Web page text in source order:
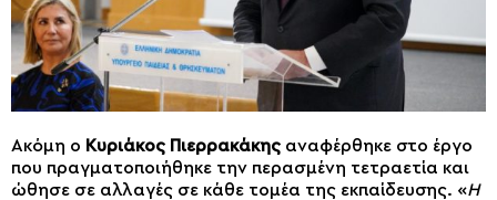
Ακόμη ο Κυριάκος Πιερρακάκης αναφέρθηκε στο έργο
που πραγματοποιήθηκε την περασμένη τετραετία και
ώθησε σε αλλαγές σε κάθε τομέα της εκπαίδευσης. «Η